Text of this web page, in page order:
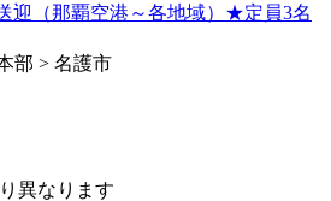
迎（那覇空港～各地域）★定員3名
部 > 名護市
異なります